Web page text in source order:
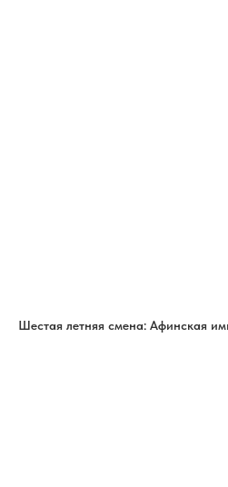
Шестая летняя смена: Афинская